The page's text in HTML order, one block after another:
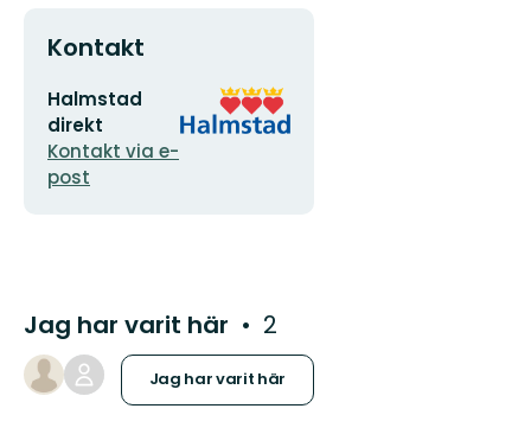
Kontakt
E-
postadress
Halmstad
direkt
Kontakt via e-
post
Organisationens
logotyp
Jag har varit här 2
Jag har varit här